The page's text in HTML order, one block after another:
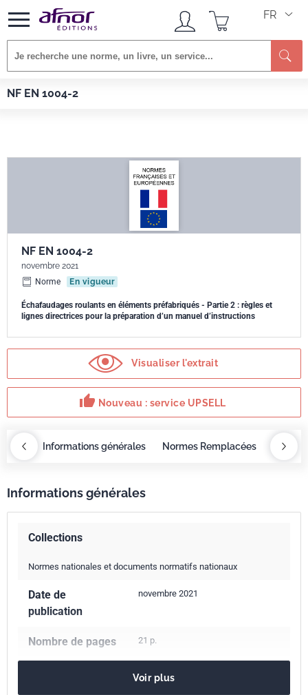
FR
NF EN 1004-2
Afnor EDITIONS Normes
NF EN 1004-2
novembre 2021
Norme
En vigueur
Échafaudages roulants en éléments préfabriqués - Partie 2 : règles et
lignes directrices pour la préparation d’un manuel d’instructions
Visualiser l'extrait
thumb_up Nouveau : service UPSELL
Informations générales Normes Remplacées
Informations générales
Collections
Normes nationales et documents normatifs nationaux
Date de
publication
novembre 2021
Nombre de pages 21 p.
Voir plus